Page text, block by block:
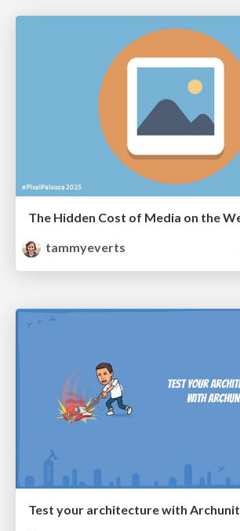
tammyeverts
Test your architecture with Archunit